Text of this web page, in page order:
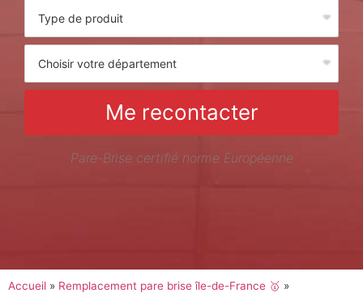
Me recontacter
Pare-Brise certifié norme Européenne
Accueil » Remplacement pare brise île-de-France 🥇 »